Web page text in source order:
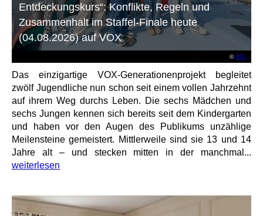
©RTL
Entdeckungskurs“: Konflikte, Regeln und
Zusammenhalt im Staffel-Finale heute
(04.08.2026) auf VOX
Das einzigartige VOX-Generationenprojekt begleitet
zwölf Jugendliche nun schon seit einem vollen Jahrzehnt
auf ihrem Weg durchs Leben. Die sechs Mädchen und
sechs Jungen kennen sich bereits seit dem Kindergarten
und haben vor den Augen des Publikums unzählige
Meilensteine gemeistert. Mittlerweile sind sie 13 und 14
Jahre alt – und stecken mitten in der manchmal...
weiterlesen